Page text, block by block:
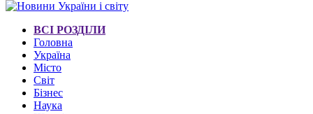
ВСІ РОЗДІЛИ
Головна
Україна
Місто
Світ
Бізнес
Наука